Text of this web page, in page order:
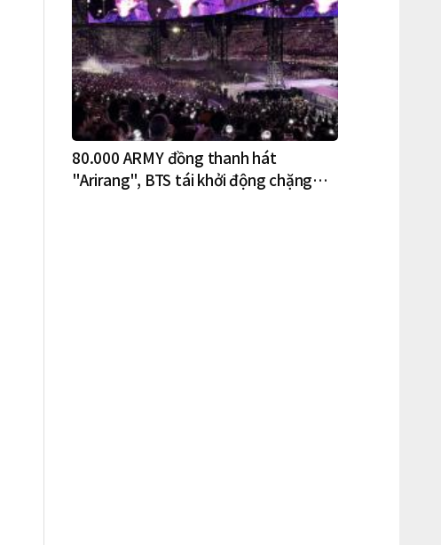
80.000 ARMY đồng thanh hát
"Arirang", BTS tái khởi động chặng